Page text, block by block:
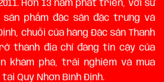
Hơn 13 năm phát triển, với sứ
sản phẩm đặc sản đặc trưng và
chuỗi của hàng Đặc sản Thanh
thành địa chỉ đáng tin cậy của
khám phá, trải nghiệm và mua
Quy Nhơn Bình Định.